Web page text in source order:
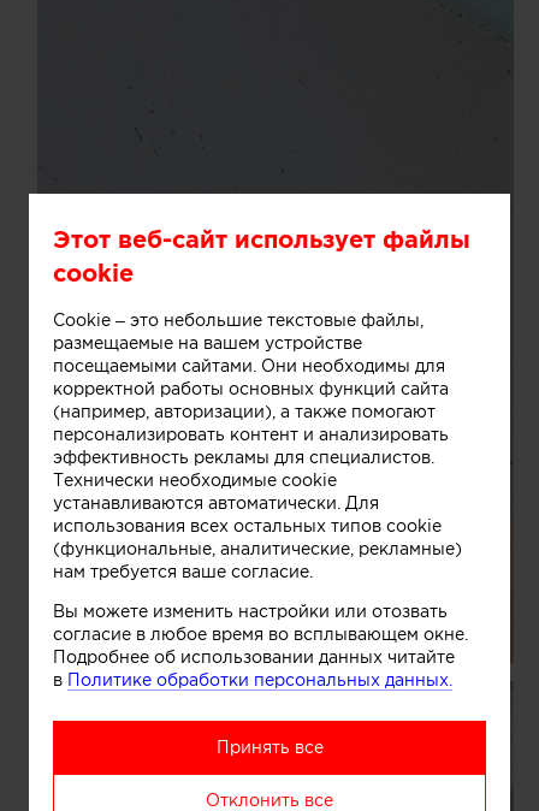
Этот веб-сайт использует файлы
cookie
Cookie – это небольшие текстовые файлы,
размещаемые на вашем устройстве
посещаемыми сайтами. Они необходимы для
корректной работы основных функций сайта
(например, авторизации), а также помогают
персонализировать контент и анализировать
эффективность рекламы для специалистов.
Технически необходимые cookie
устанавливаются автоматически. Для
использования всех остальных типов cookie
(функциональные, аналитические, рекламные)
нам требуется ваше согласие.
Вы можете изменить настройки или отозвать
согласие в любое время во всплывающем окне.
Подробнее об использовании данных читайте
в Политике обработки персональных данных.
Принять все
Отклонить все